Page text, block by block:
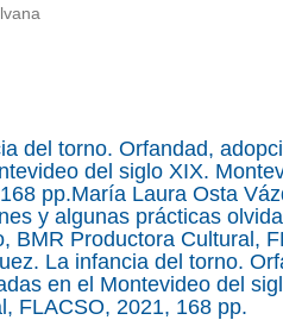
del torno. Orfandad,
del siglo XIX.
pp.María Laura Osta
y algunas prácticas
BMR Productora Cultural,
La infancia del torno.
en el Montevideo del
FLACSO, 2021, 168 pp.